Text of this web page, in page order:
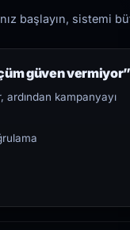
başlayın, sistemi
güven
ardından kampanyayı